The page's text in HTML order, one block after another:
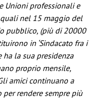
Unioni professionali e
nel 15 maggio del
pubblico, (più di 20000
in ‘Sindacato fra i
ha la sua presidenza
proprio mensile,
amici continuano a
rendere sempre più